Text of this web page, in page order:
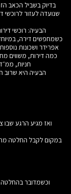
בדיוק בשביל הכאב
שנועדה לעזור לרוכשי
הבעיה: רוכשי
כשמחפשים דירה,
אפרידר ושכונות
כמה דירות, משווים
חניות,
הבעיה היא שרוב
ואז מגיע הרגע
במקום לקבל החלטה
וכשמדובר בהחלטה